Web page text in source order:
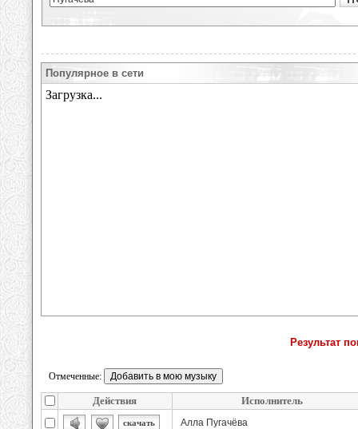
Популярное в сети
Результат
Отмеченные:
Действия Исполнитель
скачать Алла Пугачёва